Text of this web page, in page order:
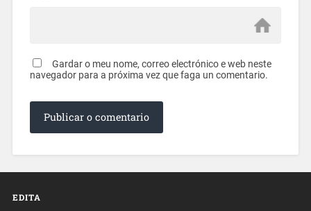
Gardar o meu nome, correo electrónico e web neste
navegador para a próxima vez que faga un comentario.
EDITA